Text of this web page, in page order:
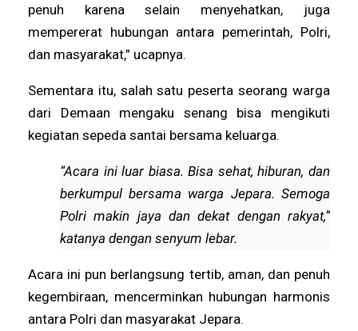
penuh karena selain menyehatkan, juga
mempererat hubungan antara pemerintah, Polri,
dan masyarakat,” ucapnya.
Sementara itu, salah satu peserta seorang warga
dari Demaan mengaku senang bisa mengikuti
kegiatan sepeda santai bersama keluarga.
“Acara ini luar biasa. Bisa sehat, hiburan, dan
berkumpul bersama warga Jepara. Semoga
Polri makin jaya dan dekat dengan rakyat,”
katanya dengan senyum lebar.
Acara ini pun berlangsung tertib, aman, dan penuh
kegembiraan, mencerminkan hubungan harmonis
antara Polri dan masyarakat Jepara.